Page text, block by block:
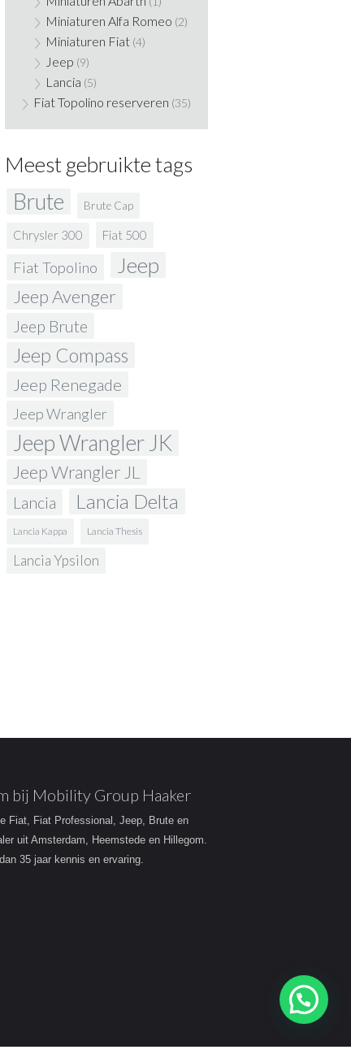
Miniaturen Alfa Romeo (2)
Miniaturen Fiat (4)
Jeep (9)
Lancia (5)
Fiat Topolino reserveren (35)
Meest gebruikte tags
Brute Brute Cap
Chrysler 300 Fiat 500
Fiat Topolino Jeep
Jeep Avenger
Jeep Brute
Jeep Compass
Jeep Renegade
Jeep Wrangler
Jeep Wrangler JK
Jeep Wrangler JL
Lancia Lancia Delta
Lancia Kappa Lancia Thesis
Lancia Ypsilon
bij Mobility Group Haaker
Fiat, Fiat Professional, Jeep, Brute en
uit Amsterdam, Heemstede en Hillegom.
35 jaar kennis en ervaring.